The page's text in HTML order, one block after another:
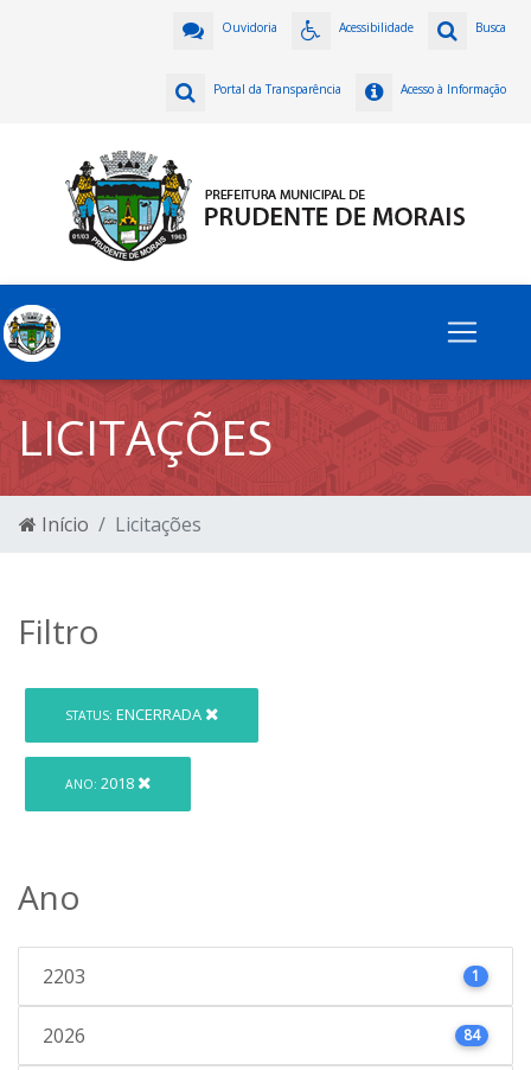
Busca
Acessibilidade
Ouvidoria
Acesso à Informação
Portal da Transparência
LICITAÇÕES
Início Licitações
Filtro
STATUS: ENCERRADA
ANO: 2018
Ano
2203 1
2026 84